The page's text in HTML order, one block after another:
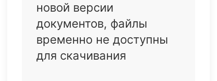
новой версии
документов, файлы
временно не доступны
для скачивания